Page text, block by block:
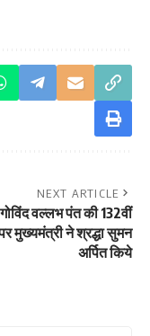
NEXT ARTICLE
वल्लभ पंत की 132वीं
मुख्यमंत्री ने श्रद्धा सुमन
अर्पित किये